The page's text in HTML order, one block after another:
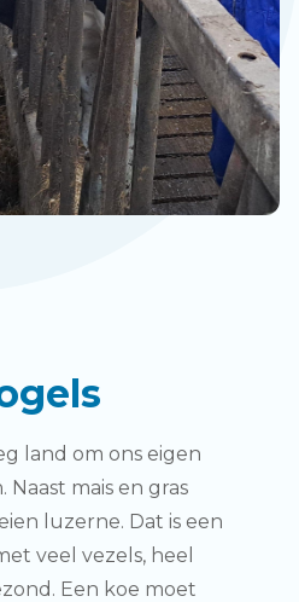
land om ons eigen
mais en gras
luzerne. Dat is een
veel vezels, heel
Een koe moet